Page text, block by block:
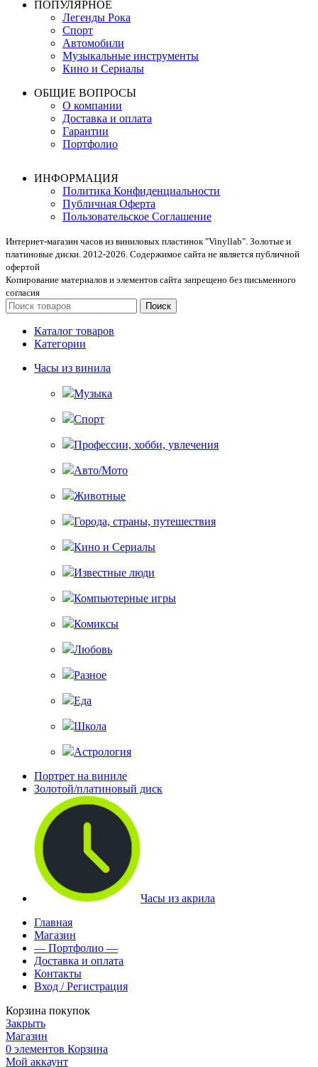
ПОПУЛЯРНОЕ
Легенды Рока
Спорт
Автомобили
Музыкальные инструменты
Кино и Сериалы
ОБЩИЕ ВОПРОСЫ
О компании
Доставка и оплата
Гарантии
Портфолио
ИНФОРМАЦИЯ
Политика Конфиденциальности
Публичная Оферта
Пользовательское Соглашение
Интернет-магазин часов из виниловых пластинок "Vinyllab". Золотые и
платиновые диски. 2012-2026. Содержимое сайта не является публичной
офертой
Копирование материалов и элементов сайта запрещено без письменного
согласия
Поиск
Каталог товаров
Категории
Часы из винила
Музыка
Спорт
Профессии, хобби, увлечения
Авто/Мото
Животные
Города, страны, путешествия
Кино и Сериалы
Известные люди
Компьютерные игры
Комиксы
Любовь
Разное
Еда
Школа
Астрология
Портрет на виниле
Золотой/платиновый диск
Часы из акрила
Главная
Магазин
— Портфолио —
Доставка и оплата
Контакты
Вход / Регистрация
Корзина покупок
Закрыть
Магазин
0 элементов Корзина
Мой аккаунт